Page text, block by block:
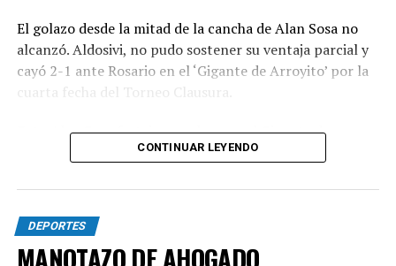
El golazo desde la mitad de la cancha de Alan Sosa no
alcanzó. Aldosivi, no pudo sostener su ventaja parcial y
cayó 2-1 ante Rosario en el ‘Gigante de Arroyito’ por la
cuarta fecha del Torneo Clausura.
Foto Alan Sosa festeja su golazo en el Gigante de
Arroyito. FotobairesCONTINUAR LEYENDO
DEPORTES
MANOTAZO DE AHOGADO